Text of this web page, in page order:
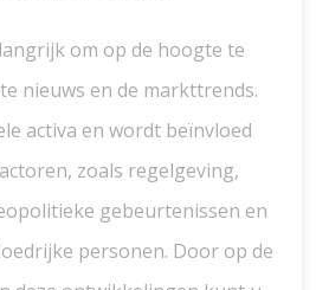
om op de hoogte te
nieuws en de markttrends.
activa en wordt beïnvloed
zoals regelgeving,
gebeurtenissen en
personen. Door op de